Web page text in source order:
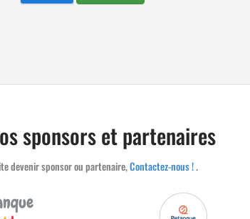
sponsors et partenaires
devenir sponsor ou partenaire,Contactez-nous !.